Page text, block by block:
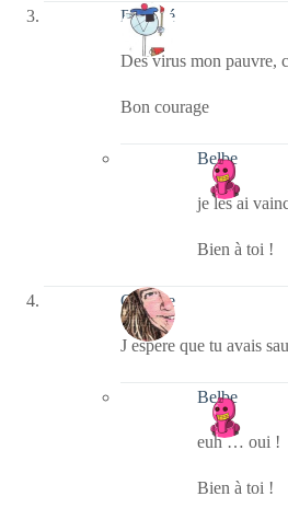
Rozéfré
Des virus mon pauvre,
Bon courage
Belbe
je les ai
Bien à toi !
Crikette
J espere que tu avais
Belbe
euh … oui !
Bien à toi !